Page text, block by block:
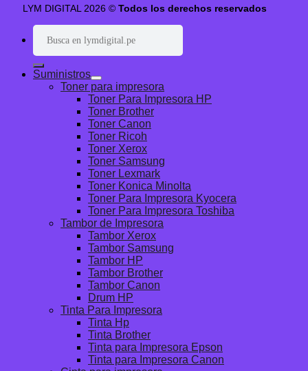
LYM DIGITAL 2026 © Todos los derechos reservados
Buscar
por:
Suministros
Toner para impresora
Toner Para Impresora HP
Toner Brother
Toner Canon
Toner Ricoh
Toner Xerox
Toner Samsung
Toner Lexmark
Toner Konica Minolta
Toner Para Impresora Kyocera
Toner Para Impresora Toshiba
Tambor de Impresora
Tambor Xerox
Tambor Samsung
Tambor HP
Tambor Brother
Tambor Canon
Drum HP
Tinta Para Impresora
Tinta Hp
Tinta Brother
Tinta para Impresora Epson
Tinta para Impresora Canon